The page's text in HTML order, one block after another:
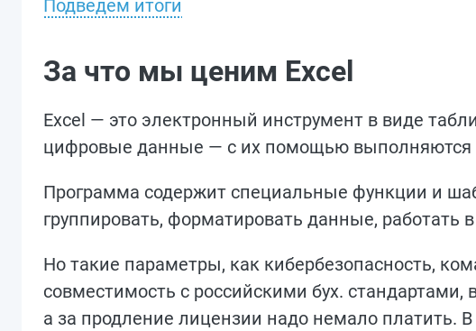
Подведем итоги
За что мы ценим Excel
Excel — это электронный инструмент в виде
цифровые данные — с их помощью выполняются
Программа содержит специальные функции и
группировать, форматировать данные, работать
Но такие параметры, как кибербезопасность,
совместимость с российскими бух.
а за продление лицензии надо немало платить.